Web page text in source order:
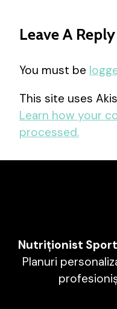
Leave A Reply
You must be
This site uses
Learn how your
processed.
Nutriționist
Planuri